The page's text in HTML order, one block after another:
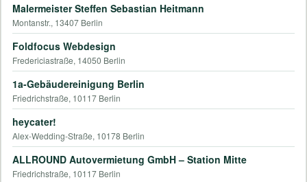
Malermeister Steffen Sebastian Heitmann
Montanstr., 13407 Berlin
Foldfocus Webdesign
Fredericiastraße, 14050 Berlin
1a-Gebäudereinigung Berlin
Friedrichstraße, 10117 Berlin
heycater!
Alex-Wedding-Straße, 10178 Berlin
ALLROUND Autovermietung GmbH – Station Mitte
Friedrichstraße, 10117 Berlin